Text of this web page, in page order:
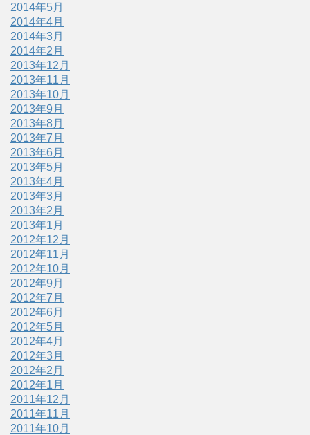
2014年5月
2014年4月
2014年3月
2014年2月
2013年12月
2013年11月
2013年10月
2013年9月
2013年8月
2013年7月
2013年6月
2013年5月
2013年4月
2013年3月
2013年2月
2013年1月
2012年12月
2012年11月
2012年10月
2012年9月
2012年7月
2012年6月
2012年5月
2012年4月
2012年3月
2012年2月
2012年1月
2011年12月
2011年11月
2011年10月